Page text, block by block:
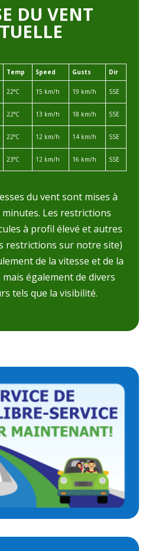
DU VENT
Temp Speed Gusts Dir
22°C 15 km/h 19 km/h SSE
22°C 13 km/h 18 km/h SSE
22°C 12 km/h 14 km/h SSE
23°C 12 km/h 16 km/h SSE
du vent sont mises à
Les restrictions
à profil élevé et autres
restrictions sur notre site)
de la vitesse et de la
également de divers
tels que la visibilité.